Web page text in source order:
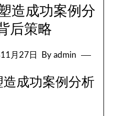
造成功案例分
后策略
月27日 By admin
成功案例分析